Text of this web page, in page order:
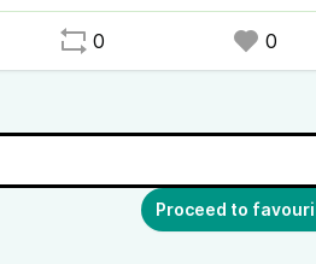
0 0
Proceed to